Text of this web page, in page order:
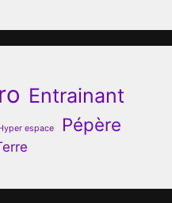
Entrainant
espace Pépère